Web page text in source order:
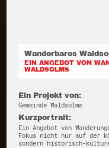
Wanderbares
EIN ANGEBOT VON
WALDSOLMS
Ein Projekt von:
Gemeinde Waldsolms
Kurzportrait:
Ein Angebot von
Fokus nicht nur auf der
sondern historisch-